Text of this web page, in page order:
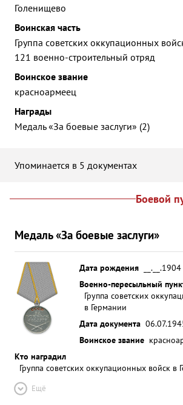
Голенищево
Воинская часть
Группа советских оккупационных
121 военно-строительный отряд
Воинское звание
красноармеец
Награды
Медаль «За боевые заслуги» (2)
Упоминается в 5 документах
Боевой
Медаль «За боевые заслуги»
Дата рождения
__.__.1904
Военно-пересыльный
Группа советских
в Германии
Дата документа
Воинское звание
Кто наградил
Группа советских оккупационных войск в
Ещё